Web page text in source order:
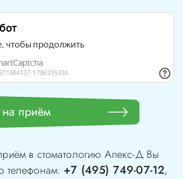
на приём
в стоматологию Апекс-ДВы
телефонам: +7 (495) 749-07-12,